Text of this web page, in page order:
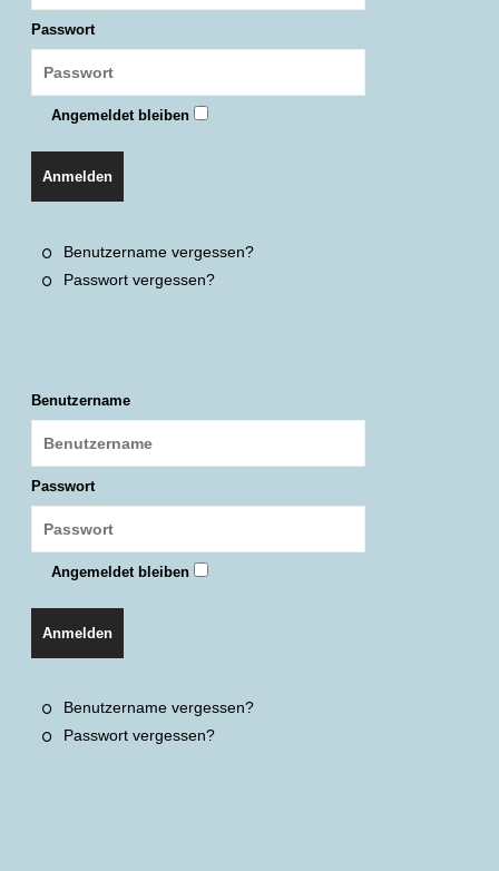
Passwort
Angemeldet bleiben
Anmelden
Benutzername vergessen?
Passwort vergessen?
Benutzername
Passwort
Angemeldet bleiben
Anmelden
Benutzername vergessen?
Passwort vergessen?